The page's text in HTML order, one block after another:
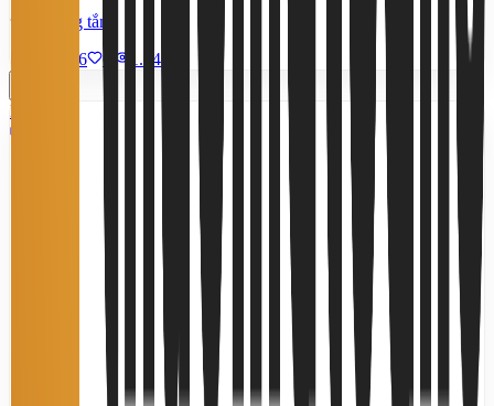
3 phòng tắm
9/7/2026
0 1.540
Miễn phí